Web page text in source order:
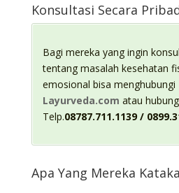
Konsultasi Secara
Bagi mereka yang ingin
tentang masalah kesehatan
emosional bisa menghubungi
Layurveda.com atau
Telp.08787.711.1139 /
Apa Yang Mereka